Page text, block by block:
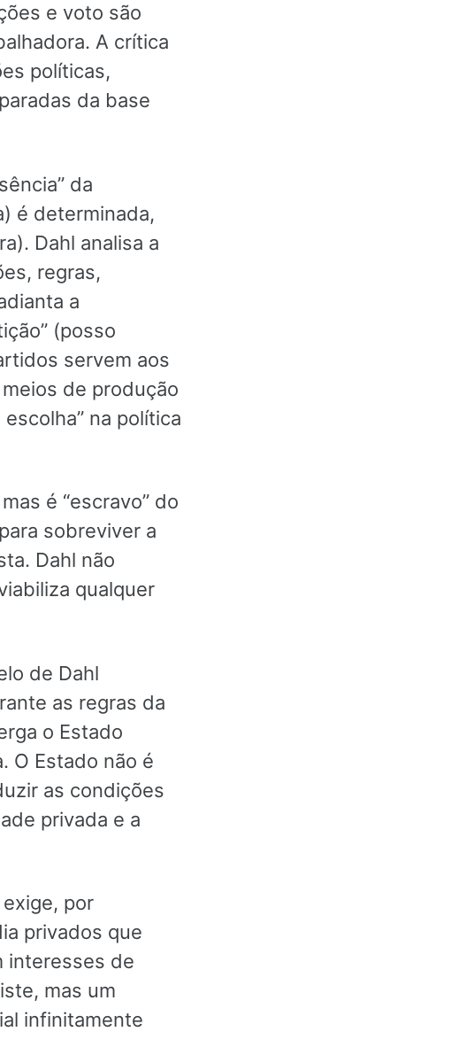
e voto são
A crítica
políticas,
da base
da
é determinada,
Dahl analisa a
regras,
a
(posso
servem aos
de produção
na política
é “escravo” do
sobreviver a
Dahl não
qualquer
de Dahl
as regras da
o Estado
O Estado não é
as condições
privada e a
por
privados que
interesses de
mas um
infinitamente